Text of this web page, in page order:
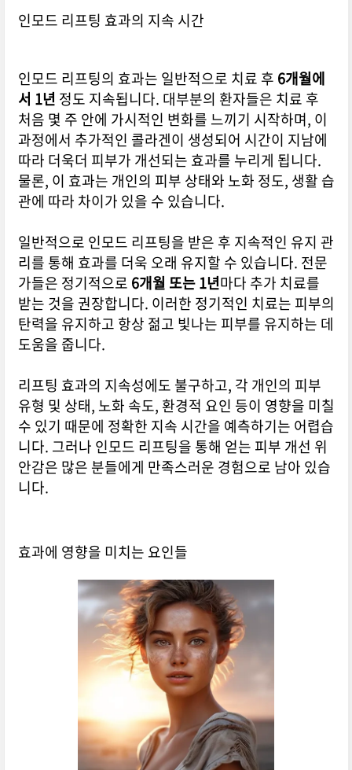
인모드 리프팅 효과의 지속 시간
인모드 리프팅의 효과는 일반적으로 치료 후 6개월에
서 1년 정도 지속됩니다. 대부분의 환자들은 치료 후
처음 몇 주 안에 가시적인 변화를 느끼기 시작하며, 이
과정에서 추가적인 콜라겐이 생성되어 시간이 지남에
따라 더욱더 피부가 개선되는 효과를 누리게 됩니다.
물론, 이 효과는 개인의 피부 상태와 노화 정도, 생활 습
관에 따라 차이가 있을 수 있습니다.
일반적으로 인모드 리프팅을 받은 후 지속적인 유지 관
리를 통해 효과를 더욱 오래 유지할 수 있습니다. 전문
가들은 정기적으로 6개월 또는 1년마다 추가 치료를
받는 것을 권장합니다. 이러한 정기적인 치료는 피부의
탄력을 유지하고 항상 젊고 빛나는 피부를 유지하는 데
도움을 줍니다.
리프팅 효과의 지속성에도 불구하고, 각 개인의 피부
유형 및 상태, 노화 속도, 환경적 요인 등이 영향을 미칠
수 있기 때문에 정확한 지속 시간을 예측하기는 어렵습
니다. 그러나 인모드 리프팅을 통해 얻는 피부 개선 위
안감은 많은 분들에게 만족스러운 경험으로 남아 있습
니다.
효과에 영향을 미치는 요인들